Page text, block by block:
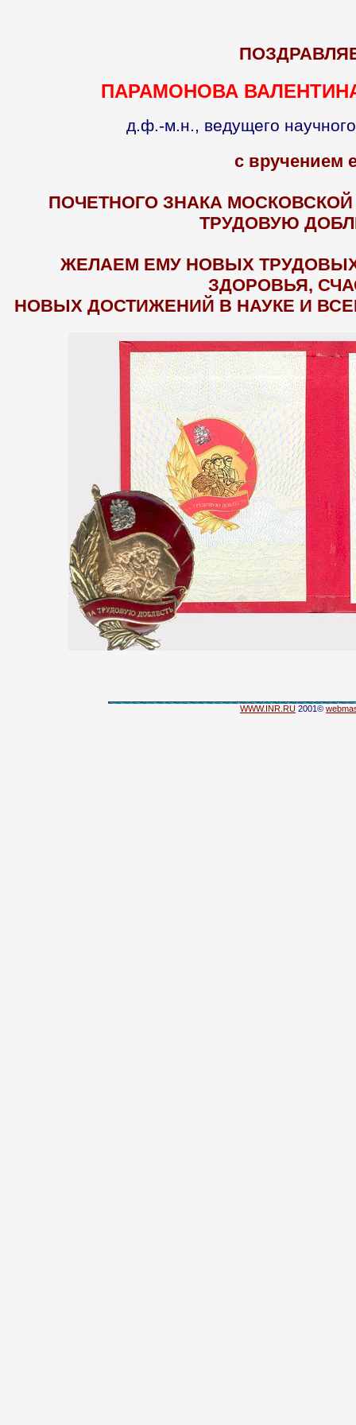
ПАРАМОНОВА
д.ф.-м.н., ведущего
с вручением
ПОЧЕТНОГО ЗНАКА
ТРУДОВУЮ
ЖЕЛАЕМ ЕМУ НОВЫХ
ЗДОРОВЬЯ,
НОВЫХ ДОСТИЖЕНИЙ В НАУКЕ И
WWW.INR.RU 2001©